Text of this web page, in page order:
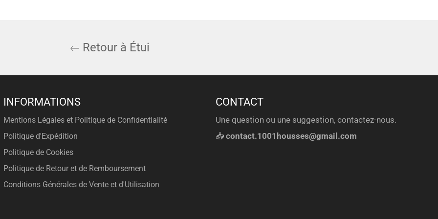
Retour à Étui
INFORMATIONS
Mentions Légales et Politique de Confidentialité
Politique d'Expédition
Politique de Cookies
Politique de Retour et de Remboursement
Conditions Générales de Vente et d'Utilisation
CONTACT
Une question ou une suggestion, contactez-nous.
📥contact.1001housses@gmail.com